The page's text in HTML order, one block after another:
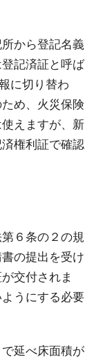
から登記名義
記済証と呼ば
に切り替わ
め、火災保険
えますが、新
権利証で確認
６条の２の規
の提出を受け
交付されま
うにする必要
延べ床面積が